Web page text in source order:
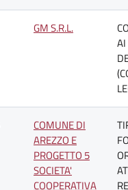
GM S.R.L.
AI
COMUNE DI
AREZZO E
PROGETTO 5
SOCIETA'
COOPERATIVA